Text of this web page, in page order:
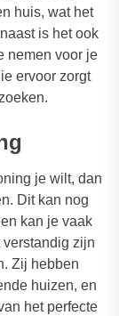
huis, wat het
is het ook
nemen voor je
ervoor zorgt
je wilt, dan
Dit kan nog
kan je vaak
zijn
Zij hebben
huizen, en
het perfecte